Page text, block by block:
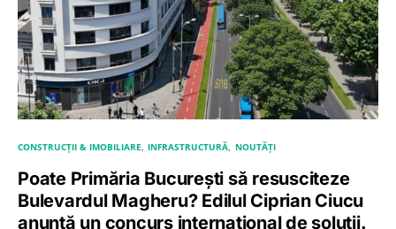
CONSTRUCȚII & IMOBILIARE INFRASTRUCTURĂ NOUTĂȚI
Poate Primăria București să resusciteze
Bulevardul Magheru? Edilul Ciprian Ciucu
anunță un concurs internațional de soluții.